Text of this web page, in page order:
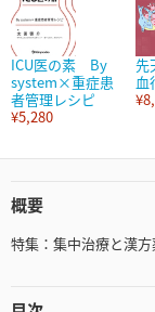
ICU医の素 By
system×重症患
者管理レシピ
¥5,280
先
血
概要
特集：集中治療と漢